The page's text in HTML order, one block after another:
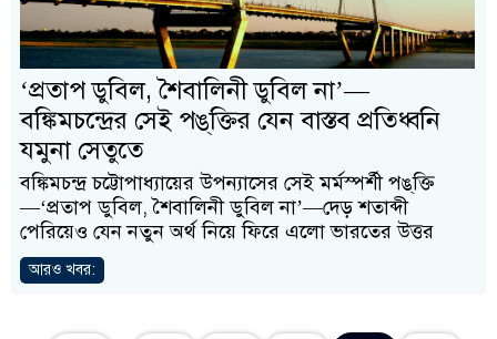
‘প্রতাপ ডুবিল, শৈবালিনী ডুবিল না’—
বঙ্কিমচন্দ্রের সেই পঙ্‌ক্তির যেন বাস্তব প্রতিধ্বনি
যমুনা সেতুতে
বঙ্কিমচন্দ্র চট্টোপাধ্যায়ের উপন্যাসের সেই মর্মস্পর্শী পঙ্‌ক্তি
—‘প্রতাপ ডুবিল, শৈবালিনী ডুবিল না’—দেড় শতাব্দী
পেরিয়েও যেন নতুন অর্থ নিয়ে ফিরে এলো ভারতের উত্তর
আরও খবর: